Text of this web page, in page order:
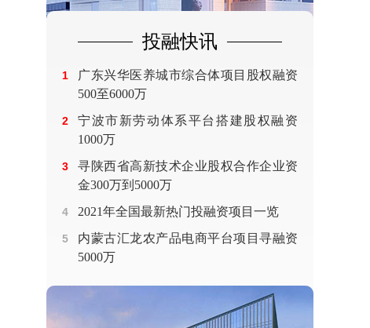
投融快讯
1
广东兴华医养城市综合体项目股权融资
500至6000万
2
宁波市新劳动体系平台搭建股权融资
1000万
3
寻陕西省高新技术企业股权合作企业资
金300万到5000万
4 2021年全国最新热门投融资项目一览
5
内蒙古汇龙农产品电商平台项目寻融资
5000万